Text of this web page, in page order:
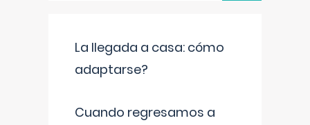
La llegada a casa: cómo
adaptarse?
Cuando regresamos a